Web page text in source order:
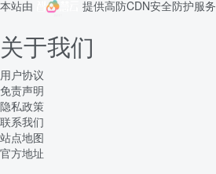
本站由 提供高防CDN安全防护服务
关于我们
用户协议
免责声明
隐私政策
联系我们
站点地图
官方地址